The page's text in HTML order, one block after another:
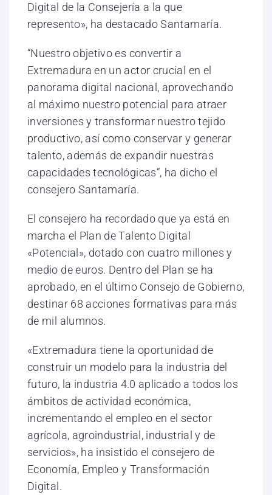
Digital de la Consejería a la que
represento», ha destacado Santamaría.
“Nuestro objetivo es convertir a
Extremadura en un actor crucial en el
panorama digital nacional, aprovechando
al máximo nuestro potencial para atraer
inversiones y transformar nuestro tejido
productivo, así como conservar y generar
talento, además de expandir nuestras
capacidades tecnológicas”, ha dicho el
consejero Santamaría.
El consejero ha recordado que ya está en
marcha el Plan de Talento Digital
«Potencial», dotado con cuatro millones y
medio de euros. Dentro del Plan se ha
aprobado, en el último Consejo de Gobierno,
destinar 68 acciones formativas para más
de mil alumnos.
«Extremadura tiene la oportunidad de
construir un modelo para la industria del
futuro, la industria 4.0 aplicado a todos los
ámbitos de actividad económica,
incrementando el empleo en el sector
agrícola, agroindustrial, industrial y de
servicios», ha insistido el consejero de
Economía, Empleo y Transformación
Digital.